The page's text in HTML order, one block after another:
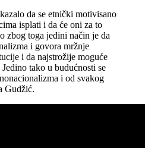
da se etnički motivisano
isplati i da će oni za to
zbog toga jedini način je da
i govora mržnje
i da najstrožije moguće
tako u budućnosti se
i od svakog
Gudžić.